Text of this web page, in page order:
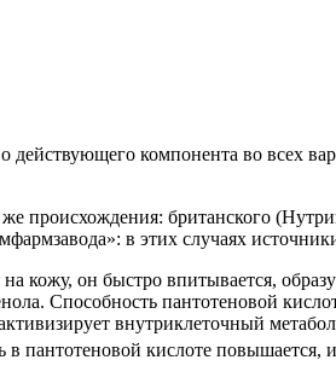
компонента во всех
же происхождения: британского
в этих случаях
кожу, он быстро впитывается,
Способность пантотеновой
внутриклеточный
кислоте повышается,